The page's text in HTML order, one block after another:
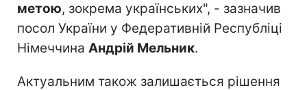
метою, зокрема українських", - зазначив
посол України у Федеративній Республіці
Німеччина Андрій Мельник.
Актуальним також залишається рішення